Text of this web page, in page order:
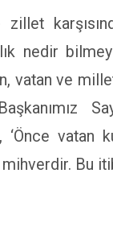
nedir
vatan ve
‘Önce vatan
Bu